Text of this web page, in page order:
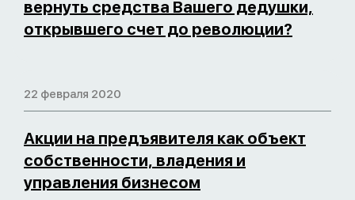
вернуть средства Вашего дедушки,
открывшего счет до революции?
22 февраля 2020
Акции на предъявителя как объект
собственности, владения и
управления бизнесом